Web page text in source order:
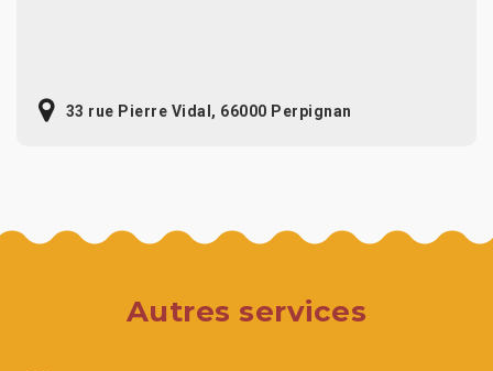
33 rue Pierre Vidal, 66000 Perpignan
Autres services